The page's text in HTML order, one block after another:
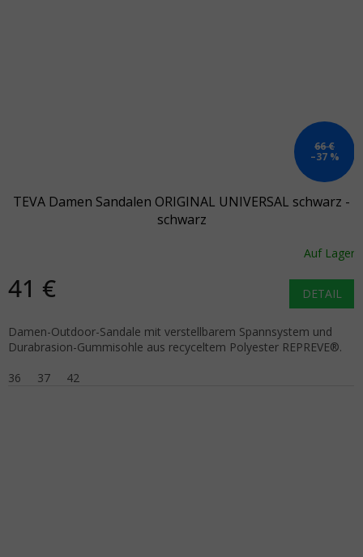
66 €
–37 %
TEVA Damen Sandalen ORIGINAL UNIVERSAL schwarz -
schwarz
Auf Lager
41 € DETAIL
Damen-Outdoor-Sandale mit verstellbarem Spannsystem und
Durabrasion-Gummisohle aus recyceltem Polyester REPREVE®.
36
37 42